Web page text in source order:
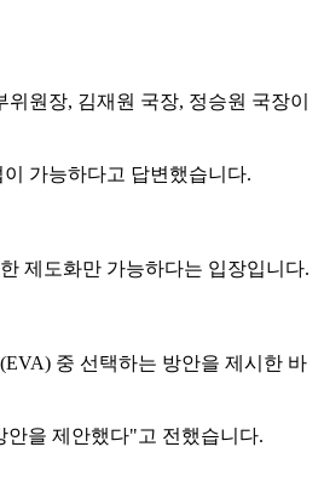
원장, 김재원 국장, 정승원 국장이
가능하다고 답변했습니다.
제도화만 가능하다는 입장입니다.
중 선택하는 방안을 제시한 바
안을 제안했다"고 전했습니다.